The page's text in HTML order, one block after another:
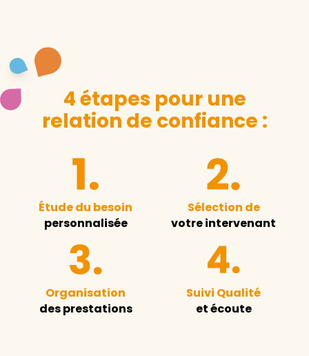
4 étapes pour une
relation de confiance :
Étude du besoin
personnalisée
Sélection de
votre intervenant
Organisation
des prestations
Suivi Qualité
et écoute